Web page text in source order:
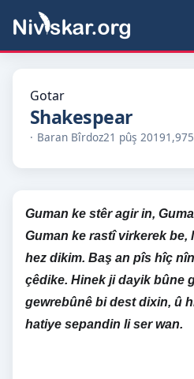
Gotar
Shakespear
Baran Bîrdoz21 pûş 2019
Guman ke stêr agir in,
Guman ke rastî virkerek be,
hez dikim. Baş an pîs hîç
çêdike. Hinek ji dayik bûne
gewrebûnê bi dest dixin, û
hatiye sepandin li ser wan.